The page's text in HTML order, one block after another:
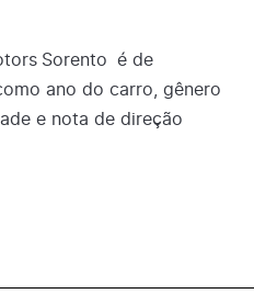
Sorento é de
ano do carro, gênero
e nota de direção